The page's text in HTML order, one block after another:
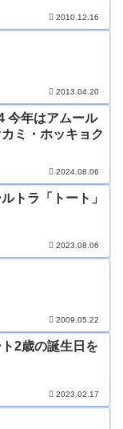
2010.12.16
2013.04.20
今年はアムール
ミ・ホッキョク
2024.08.06
トラ「トート」
2023.08.06
2009.05.22
2歳の誕生日を
2023.02.17